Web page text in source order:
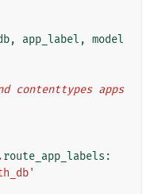
, app_label , model
.route_app_labels :